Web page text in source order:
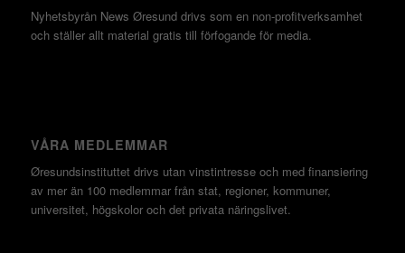
Nyhetsbyrån News Øresund drivs som en non-profitverksamhet
och ställer allt material gratis till förfogande för media.
VÅRA MEDLEMMAR
Øresundsinstituttet drivs utan vinst­intresse och med finansiering
av mer än 100 medlemmar från stat, regioner, kommuner,
universitet, högskolor och det privata näringslivet.